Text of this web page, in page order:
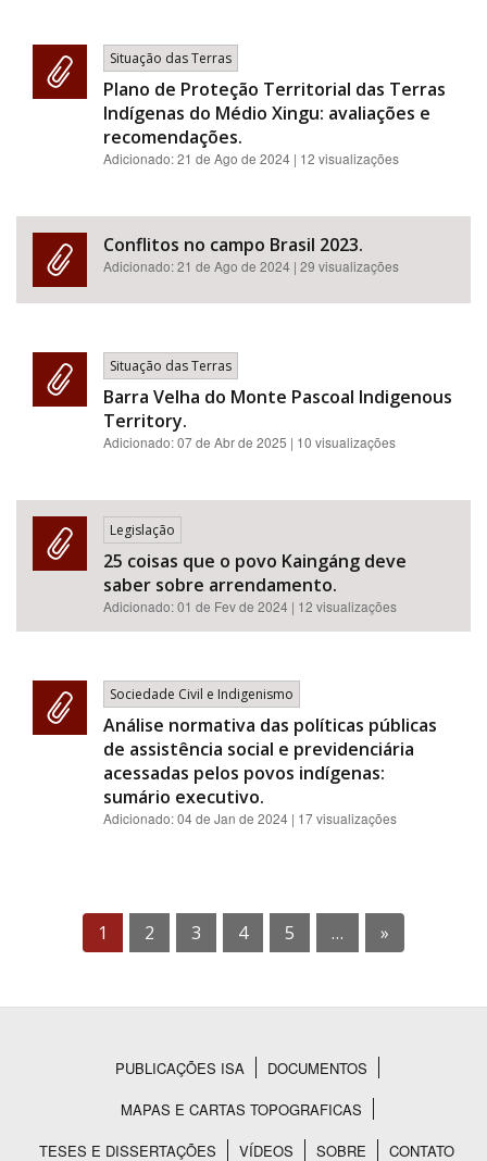
Situação das Terras
Plano de Proteção Territorial das Terras
Indígenas do Médio Xingu: avaliações e
recomendações.
Adicionado:21 de Ago de 2024 | 12 visualizações
Conflitos no campo Brasil 2023.
Adicionado:21 de Ago de 2024 | 29 visualizações
Situação das Terras
Barra Velha do Monte Pascoal Indigenous
Territory.
Adicionado:07 de Abr de 2025 | 10 visualizações
Legislação
25 coisas que o povo Kaingáng deve
saber sobre arrendamento.
Adicionado:01 de Fev de 2024 | 12 visualizações
Sociedade Civil e Indigenismo
Análise normativa das políticas públicas
de assistência social e previdenciária
acessadas pelos povos indígenas:
sumário executivo.
Adicionado:04 de Jan de 2024 | 17 visualizações
1 2 3 4 5 … »
Rodapé
PUBLICAÇÕES ISA
DOCUMENTOS
MAPAS E CARTAS TOPOGRAFICAS
TESES E DISSERTAÇÕES
VÍDEOS SOBRE CONTATO